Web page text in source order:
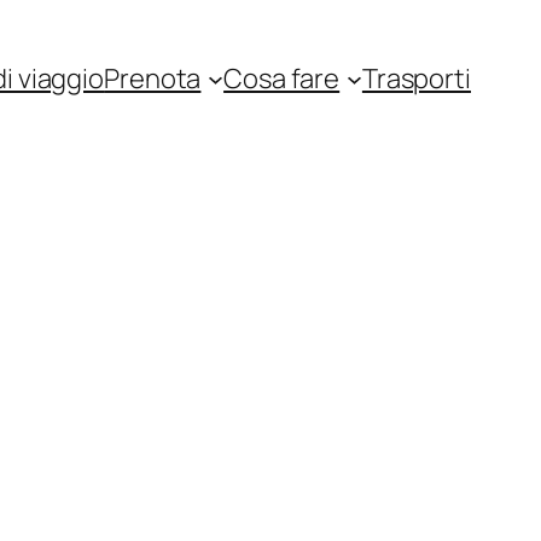
viaggioPrenota Cosa fare Trasporti